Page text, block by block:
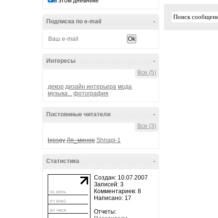
-
Подписка по e-mail
-
Интересы
Все (5)
декор дизайн интерьера мода
музыка... фотография
-
Постоянные читатели
Все (3)
bjosgy Ля_минор Shnapi-1
-
Статистика
Создан: 10.07.2007
Записей: 3
Комментариев: 8
Написано: 17
Отчеты: